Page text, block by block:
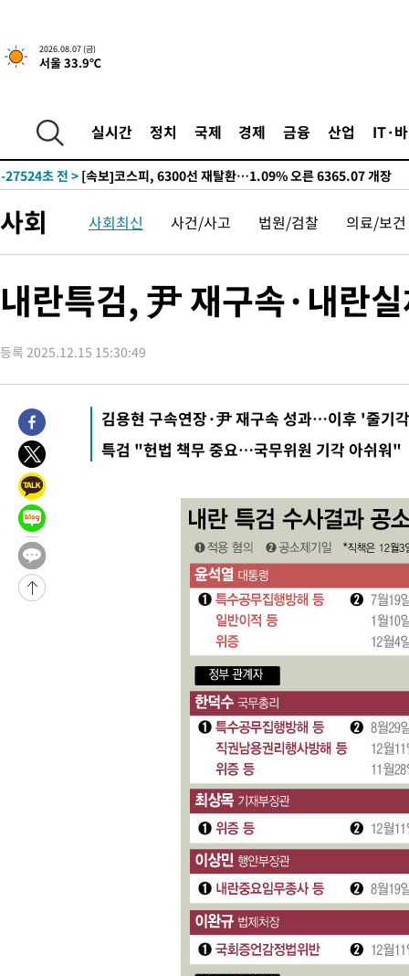
2026.08.07 (금)
서울 33.9℃
실시간 정치 국제 경제 금융 산업 IT·
-28019초 전 >[속보]합수본, '투표율 허위 입력' 중앙·서울·경기도 선관위
압수수색
-27774초 전 >[속보]원·달러 환율, 오전 9시 1423.8원
-27556초 전 >
[속보]코스닥, 5.95포인트(0.74%) 상승한 807.62개장
-27524초 전 >
-24689초 전 > 시리아 다마스쿠스 교외에서 미니버스 폭발.. 14명 부상, 3명
-18951초 전 >
이란, 호르무즈서 "적국 목표물들"과 대치로 남부 케슘섬에서
-17666초 전 >[속보]美, 폴리실리콘 수입 규제…파생제품 15% 관세, 120일
-13517초 전 >[속보] 뉴욕증시, 일제 하락 마감…나스닥 0.06%↓
-30451초 전 >[속보]'300억원대 사기 혐의' 차가원 대표 구속 송치
-29645초 전 >"미 전국적 살모네라 식중독 원인은 멕시코산 할라피뇨"--
-28158초 전 >
[속보]경찰·노동부, HL만도 평택사업장 끼임 사망 관련 압수
-28039초 전 >
[속보]합수본, '투표율 허위 입력' 중앙·서울·경기도 선관위
압수수색
-27794초 전 >
[속보]원·달러 환율, 오전 9시 1423.8원
-27590초 전 >
-27576초 전 >
[속보]코스닥, 5.95포인트(0.74%) 상승한 807.62개장
-27544초 전 >
[속보]코스피, 6300선 재탈환…1.09% 오른 6365.07 개장
-24709초 전 >
시리아 다마스쿠스 교외에서 미니버스 폭발.. 14명 부상, 3명
-24007초 전 >
입추에도 극한더위…서울 낮 39도 '폭염중대경보'
이란, 호르무즈서 "적국 목표물들"과 대치로 남부 케슘섬에서
[속보]美, 폴리실리콘 수입 규제…파생제품 15% 관세, 120일
[속보]트럼프, 美 원정출산 금지 행정명령 서명
[속보] 뉴욕증시, 일제 하락 마감…나스닥 0.06%↓
사회 사회최신 사건/사고 법원/검찰 의료/보건
내란특검, 尹 재구속·내란
등록 2025.12.15 15:30:49
김용현 구속연장·尹 재구속 성과…이후 '줄기
특검 "헌법 책무 중요…국무위원 기각 아쉬워"